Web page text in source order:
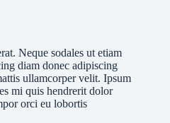
Neque sodales ut etiam
diam donec adipiscing
ullamcorper velit. Ipsum
mi quis hendrerit dolor
orci eu lobortis